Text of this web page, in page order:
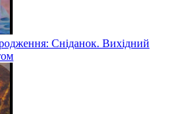
Сніданок. Вихідний